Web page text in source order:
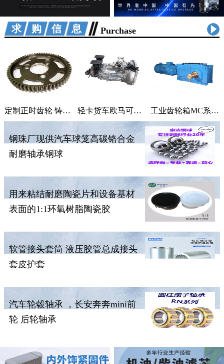
求购信息 Purchase
定制正时齿轮 铸铁曲轴加工 适用汽车机械 轻卡货车欧马可采尔孚变速箱ZF5S400V变速箱 工业齿轮箱MC系列大功率减速机M系列直角变速器平行变速箱
钢珠厂现供汽车球笼高碳铬合金
耐磨轴承钢球
用来粘结耐磨陶瓷片和设备基材
表面的1:1环氧树脂陶瓷胶
软管接头套筒 液压胶管总成接头
套皮护套
汽车轮毂轴承 ，长安奔奔mini前
轮 后轮轴承